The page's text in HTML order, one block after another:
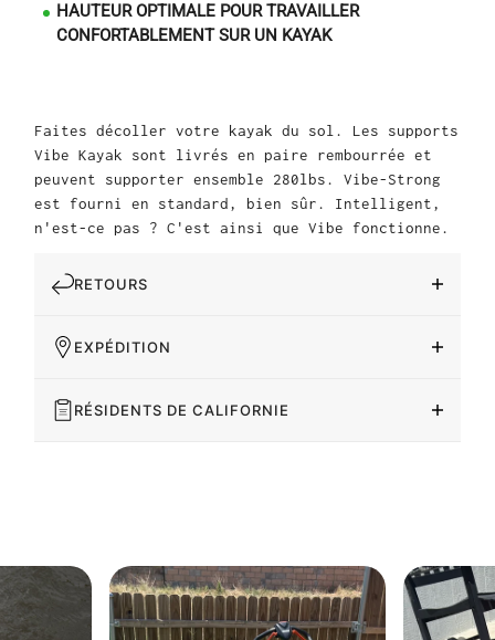
HAUTEUR OPTIMALE POUR TRAVAILLER
CONFORTABLEMENT SUR UN KAYAK
Faites décoller votre kayak du sol. Les supports
Vibe Kayak sont livrés en paire rembourrée et
peuvent supporter ensemble 280lbs. Vibe-Strong
est fourni en standard, bien sûr. Intelligent,
n'est-ce pas ? C'est ainsi que Vibe fonctionne.
RETOURS
EXPÉDITION
RÉSIDENTS DE CALIFORNIE